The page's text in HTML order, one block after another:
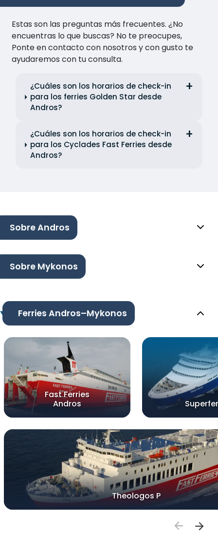
Estas son las preguntas más frecuentes. ¿No
encuentras lo que buscas? No te preocupes,
Ponte en contacto con nosotros y con gusto te
ayudaremos con tu consulta.
¿Cuáles son los horarios de check-in
para los ferries Golden Star desde
Andros?
¿Cuáles son los horarios de check-in
para los Cyclades Fast Ferries desde
Andros?
Sobre Andros
Sobre Mykonos
Ferries Andros–Mykonos
Fast Ferries
Andros
Theologos P